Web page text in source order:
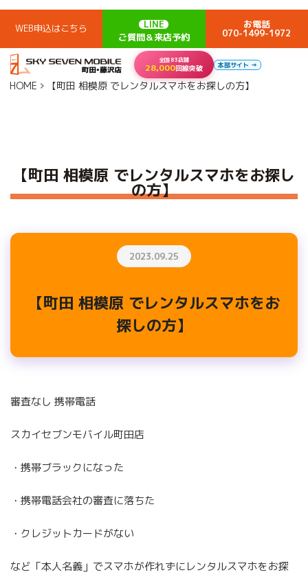
WEB申込はこちら
LINE
ご質問＆来店予約
お電話
070-1499-1972
全国83店舗
28,000回線突破 本部サイト →
HOME 【町田 相模原 でレンタルスマホをお探しの方】
【町田 相模原 でレンタルスマホをお探し
の方】
2023.09.25
【町田 相模原 でレンタルスマホをお
探しの方】
審査なし 携帯電話
スカイセブンモバイル町田店
・携帯ブラックになった
・携帯電話会社の審査に落ちた
・クレジットカードがない
など「本人名義」でスマホが作れずにレンタルスマホをお探